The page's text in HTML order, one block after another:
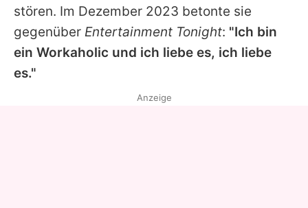
stören. Im Dezember 2023 betonte sie
gegenüber Entertainment Tonight: "Ich bin
ein Workaholic und ich liebe es, ich liebe
es."
Anzeige